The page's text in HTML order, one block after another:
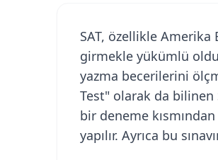
SAT, özellikle
girmekle yükümlü
yazma becerilerini
Test" olarak da
bir deneme
yapılır. Ayrıca bu